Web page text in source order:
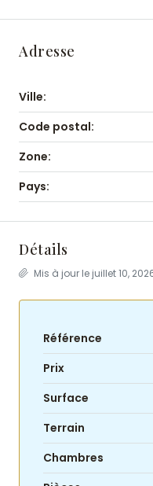
Adresse
Ville:
Code postal:
Zone:
Pays:
Détails
Mis à jour le juillet 10,
Référence
Prix
Surface
Terrain
Chambres